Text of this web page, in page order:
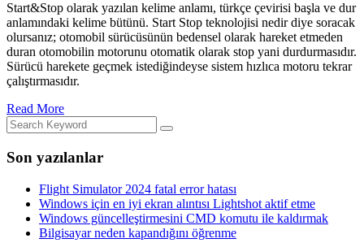
Start&Stop olarak yazılan kelime anlamı, türkçe çevirisi başla ve dur
anlamındaki kelime bütünü. Start Stop teknolojisi nedir diye soracak
olursanız; otomobil sürücüsünün bedensel olarak hareket etmeden
duran otomobilin motorunu otomatik olarak stop yani durdurmasıdır.
Sürücü harekete geçmek istediğindeyse sistem hızlıca motoru tekrar
çalıştırmasıdır.
Read More
Son yazılanlar
Flight Simulator 2024 fatal error hatası
Windows için en iyi ekran alıntısı Lightshot aktif etme
Windows güncelleştirmesini CMD komutu ile kaldırmak
Bilgisayar neden kapandığını öğrenme